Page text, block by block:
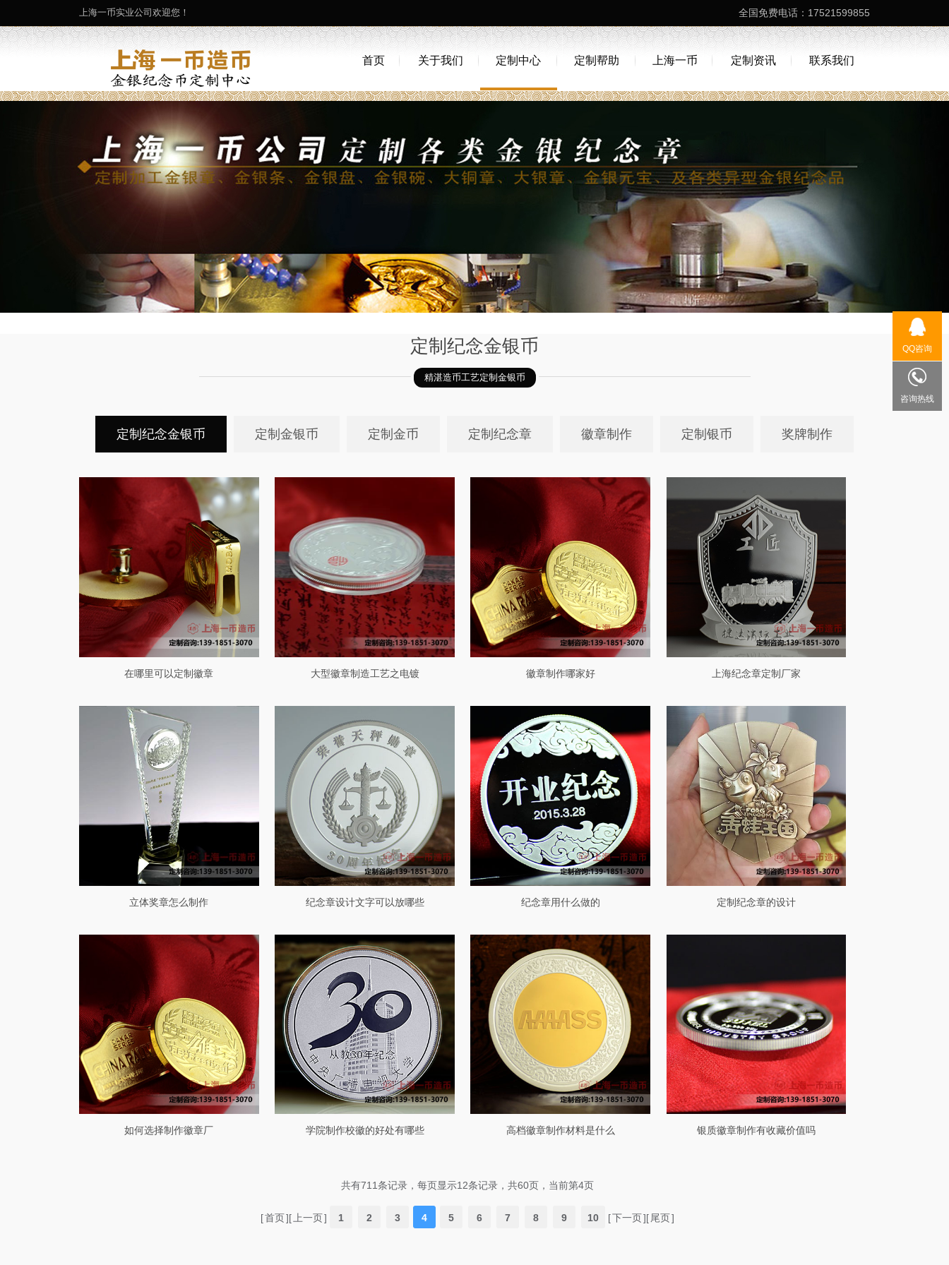
全国免费电话：17521599855
上海一币实业公司欢迎您！
首页 关于我们 定制中心 定制帮助 上海一币 定制资讯 联系我们
定制纪念金银币
精湛造币工艺定制金银币
定制纪念金银币 定制金银币 定制金币 定制纪念章 徽章制作 定制银币 奖牌制作
在哪里可以定制徽章 大型徽章制造工艺之电镀 徽章制作哪家好 上海纪念章定制厂家
立体奖章怎么制作 纪念章设计文字可以放哪些 纪念章用什么做的 定制纪念章的设计
如何选择制作徽章厂 学院制作校徽的好处有哪些 高档徽章制作材料是什么 银质徽章制作有收藏价值吗
共有711条记录，每页显示12条记录，共60页，当前第4页
[首页][上一页] 1 2 3 4 5 6 7 8 9 10 [下一页][尾页]
QQ咨询
咨询热线